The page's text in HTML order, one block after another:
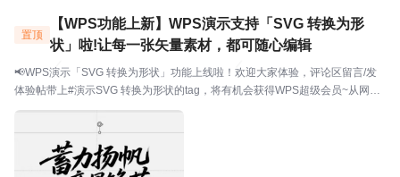
置顶
【WPS功能上新】WPS演示支持「SVG 转换为形
状」啦!让每一张矢量素材，都可随心编辑
📢WPS演示「SVG 转换为形状」功能上线啦！欢迎大家体验，评论区留言/发
体验帖带上#演示SVG 转换为形状的tag，将有机会获得WPS超级会员~从网上
下载了矢量图标，导入 PPT 后发现颜色改不了、大小没法调？用 AI 生成了艺
术字 SVG，想微调某个笔...